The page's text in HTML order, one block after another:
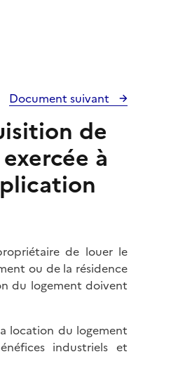
Document suivant
de
à
de louer le
ou de la résidence
du logement doivent
location du logement
industriels et